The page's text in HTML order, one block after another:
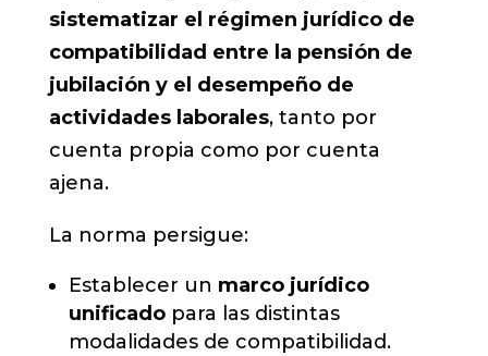
sistematizar el régimen jurídico de
compatibilidad entre la pensión de
jubilación y el desempeño de
actividades laborales, tanto por
cuenta propia como por cuenta
ajena.
La norma persigue:
Establecer un marco jurídico
unificadopara las distintas
modalidades de compatibilidad.